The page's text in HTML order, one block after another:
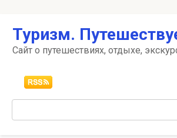
контенту
Туризм.
Сайт о путешествиях, отдыхе,